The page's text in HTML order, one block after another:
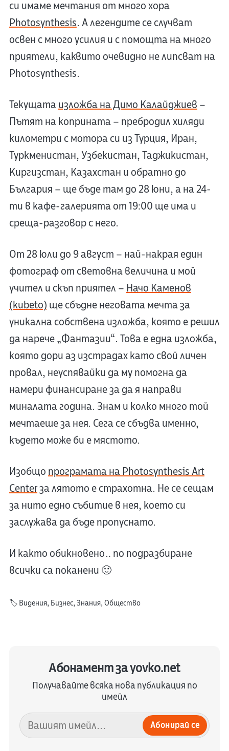
си имаме мечтания от много хора
Photosynthesis. А легендите се случват
освен с много усилия и с помощта на много
приятели, каквито очевидно не липсват на
Photosynthesis.
Текущатаизложба на Димо Калайджиев –
Пътят на коприната – пребродил хиляди
километри с мотора си из Турция, Иран,
Туркменистан, Узбекистан, Таджикистан,
Киргизстан, Казахстан и обратно до
България – ще бъде там до 28 юни, а на 24-
ти в кафе-галерията от 19:00 ще има и
среща-разговор с него.
От 28 юли до 9 август – най-накрая един
фотограф от световна величина и мой
учител и скъп приятел – Начо Каменов
(kubeto) ще сбъдне неговата мечта за
уникална собствена изложба, която е решил
да нарече „Фантазии“. Това е една изложба,
която дори аз изстрадах като свой личен
провал, неуспявайки да му помогна да
намери финансиране за да я направи
миналата година. Знам и колко много той
мечтаеше за нея. Сега се сбъдва именно,
където може би е мястото.
Изобщо програмата на Photosynthesis Art
Centerза лятото е страхотна. Не се сещам
за нито едно събитие в нея, което си
заслужава да бъде пропуснато.
И както обикновено… по подразбиране
всички са поканени 🙂
🏷️ Видения, Бизнес, Знания, Общество
Абонамент за yovko.net
Получавайте всяка нова публикация по
имейл
Абонирай се